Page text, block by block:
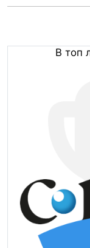
В топ